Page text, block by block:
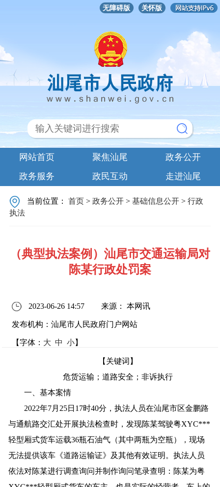
无障碍版 关怀版
网站首页 聚焦汕尾
政务公开
政务服务
政民互动 走进汕尾
当前位置：首页 >政务公开 >基础信息公开 >行政
执法
（典型执法案例）汕尾市交通运输局对
陈某行政处罚案
2023-06-26 14:57 来源： 本网讯
发布机构：汕尾市人民政府门户网站
【字体： 大 中 小】
【关键词】
危货运输；道路安全；非诉执行
一、基本案情
2022年7月25日17时40分，执法人员在汕尾市区金鹏路
与通航路交汇处开展执法检查时，发现陈某驾驶粤XYC***
轻型厢式货车运载36瓶石油气（其中两瓶为空瓶），现场
无法提供该车《道路运输证》及其他有效证明。执法人员
依法对陈某进行调查询问并制作询问笔录查明：陈某为粤